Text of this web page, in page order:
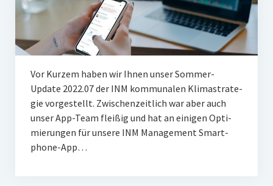
Vor Kur­zem haben wir Ihnen unser Som­mer-
Update 2022.07 der INM kom­mu­na­len Kli­ma­stra­te­
gie vor­ge­stellt. Zwi­schen­zeit­lich war aber auch
unser App-Team flei­ßig und hat an eini­gen Opti­
mie­run­gen für unse­re INM Manage­ment Smart­
phone-App…